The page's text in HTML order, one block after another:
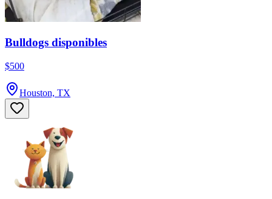
Bulldogs disponibles
$500
Houston, TX